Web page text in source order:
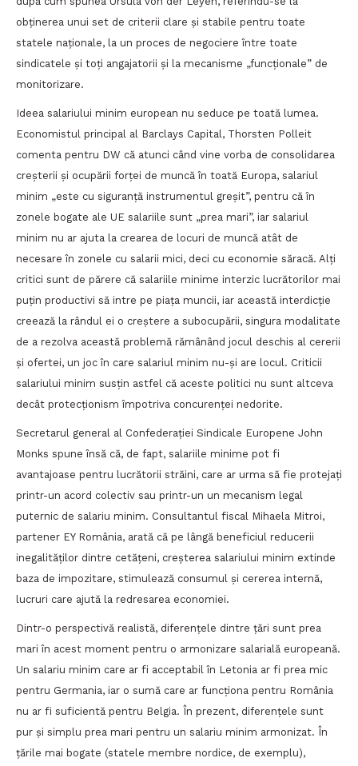
obținerea unui set de criterii clare şi stabile pentru toate
statele naționale, la un proces de negociere între toate
sindicatele şi toți angajatorii și la mecanisme „funcţionale” de
monitorizare.
Ideea salariului minim european nu seduce pe toată lumea.
Economistul principal al Barclays Capital, Thorsten Polleit
comenta pentru DW că atunci când vine vorba de consolidarea
creșterii și ocupării forței de muncă în toată Europa, salariul
minim „este cu siguranță instrumentul greșit”, pentru că în
zonele bogate ale UE salariile sunt „prea mari”, iar salariul
minim nu ar ajuta la crearea de locuri de muncă atât de
necesare în zonele cu salarii mici, deci cu economie săracă. Alți
critici sunt de părere că salariile minime interzic lucrătorilor mai
puțin productivi să intre pe piața muncii, iar această interdicție
creează la rândul ei o creștere a subocupării, singura modalitate
de a rezolva această problemă rămânând jocul deschis al cererii
și ofertei, un joc în care salariul minim nu-și are locul. Criticii
salariului minim susțin astfel că aceste politici nu sunt altceva
decât protecționism împotriva concurenței nedorite.
Secretarul general al Confederației Sindicale Europene John
Monks spune însă că, de fapt, salariile minime pot fi
avantajoase pentru lucrătorii străini, care ar urma să fie protejați
printr-un acord colectiv sau printr-un un mecanism legal
puternic de salariu minim. Consultantul fiscal Mihaela Mitroi,
partener EY România, arată că pe lângă beneficiul reducerii
inegalităților dintre cetățeni, creșterea salariului minim extinde
baza de impozitare, stimulează consumul și cererea internă,
lucruri care ajută la redresarea economiei.
Dintr-o perspectivă realistă, diferențele dintre țări sunt prea
mari în acest moment pentru o armonizare salarială europeană.
Un salariu minim care ar fi acceptabil în Letonia ar fi prea mic
pentru Germania, iar o sumă care ar funcționa pentru România
nu ar fi suficientă pentru Belgia. În prezent, diferențele sunt
pur și simplu prea mari pentru un salariu minim armonizat. În
țările mai bogate (statele membre nordice, de exemplu),